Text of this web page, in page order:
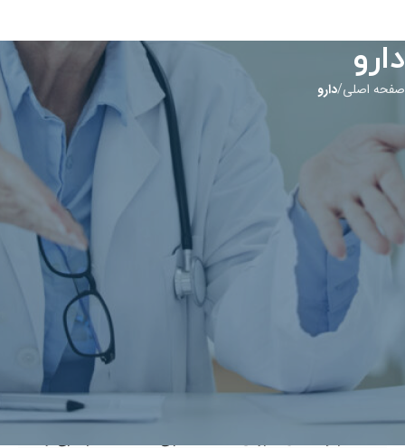
دارو
صفحه اصلی دارو
اطلاعات جامع داروها و بیماری‌ها
در این بخش می‌توانید اطلاعات کامل و به‌روز درباره داروها، کاربردها، عوارض
جانبی و نحوه مصرف آن‌ها را پیدا کنید. همچنین، مطالب علمی و معتبر درباره
بیماری‌های مختلف، علائم، روش‌های درمان و پیشگیری در دسترس شما قرار دارد.
هدف ما ارائه اطلاعات دقیق و کاربردی است تا شما بتوانید بهترین تصمیمات را
برای سلامتی خود بگیرید.
رالوکسیفن (Raloxifene)
رالوکسیفن با نام تجاری اویستا ‪(‬evista‪)‬ و محصول
تولید شده در ایران بنام رالوفن ‪(‬ralofen‪)‬ می باشد.